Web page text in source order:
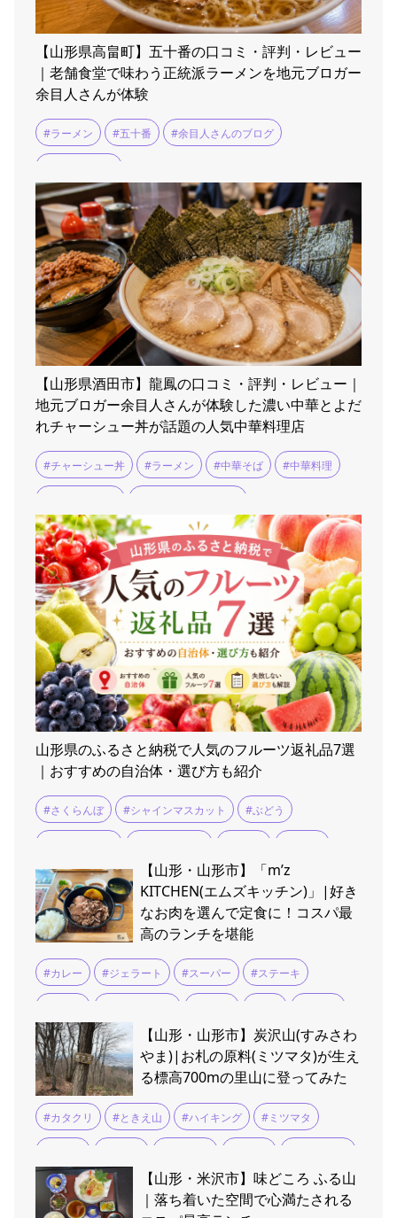
【山形県高畠町】五十番の口コミ・評判・レビュー
｜老舗食堂で味わう正統派ラーメンを地元ブロガー
余目人さんが体験
#ラーメン #五十番 #余目人さんのブログ
【山形県酒田市】龍鳳の口コミ・評判・レビュー｜
地元ブロガー余目人さんが体験した濃い中華とよだ
れチャーシュー丼が話題の人気中華料理店
#チャーシュー丼 #ラーメン #中華そば #中華料理
山形県のふるさと納税で人気のフルーツ返礼品7選
｜おすすめの自治体・選び方も紹介
#さくらんぼ #シャインマスカット #ぶどう
#南陽市 #天童市 #寒河江市 #尾花沢すいか
#山形市 #新庄市 #村山市 #東根市 #果物 #桃
【山形・山形市】「m’z
KITCHEN(エムズキッチン)」|好き
なお肉を選んで定食に！コスパ最
高のランチを堪能
#カレー #ジェラート #スーパー #ステーキ
#米沢牛 #鉄板焼き【山形・山形市】炭沢山(すみさわ
やま)|お札の原料(ミツマタ)が生え
る標高700mの里山に登ってみた
#カタクリ #ときえ山 #ハイキング #ミツマタ
#炭沢山 #登山 #自然散策
【山形・米沢市】味どころ ふる山
｜落ち着いた空間で心満たされる